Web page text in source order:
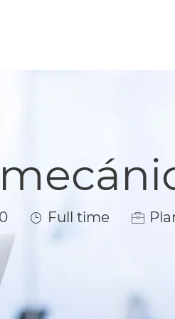
Job Type
Full time